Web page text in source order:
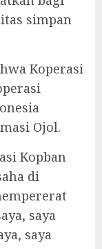
simpan
Koperasi
Ojol.
Kopban
di
saya
saya